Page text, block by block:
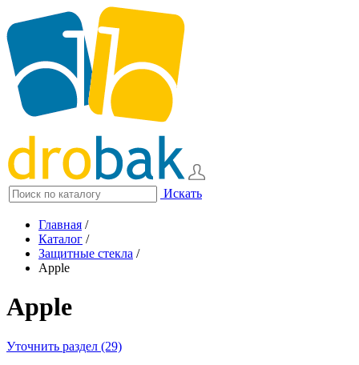
Искать
Главная /
Каталог /
Защитные стекла /
Apple
Apple
Уточнить раздел (29)